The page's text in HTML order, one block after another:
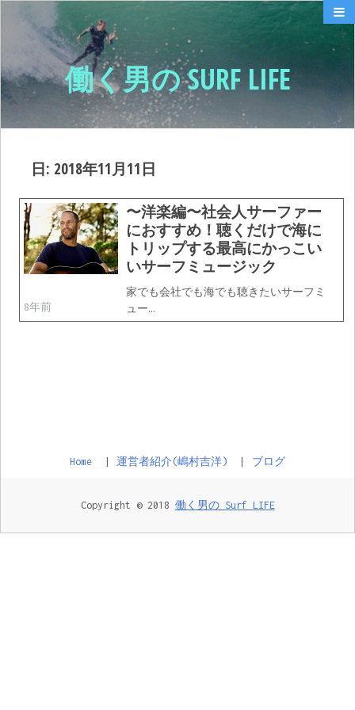
働く男の SURF LIFE
日: 2018年11月11日
8年前
〜洋楽編〜社会人サーファー
におすすめ！聴くだけで海に
トリップする最高にかっこい
いサーフミュージック
家でも会社でも海でも聴きたいサーフミ
ュー…
Home 運営者紹介(嶋村吉洋) ブログ
Copyright © 2018 働く男の Surf LIFE